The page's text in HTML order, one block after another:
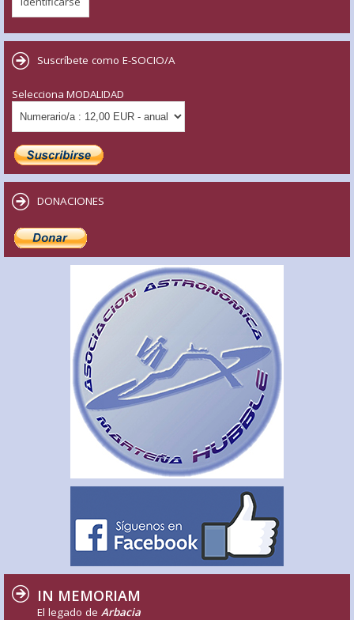
Suscríbete como E-SOCIO/A
Selecciona MODALIDAD
DONACIONES
IN MEMORIAM
El legado de Arbacia